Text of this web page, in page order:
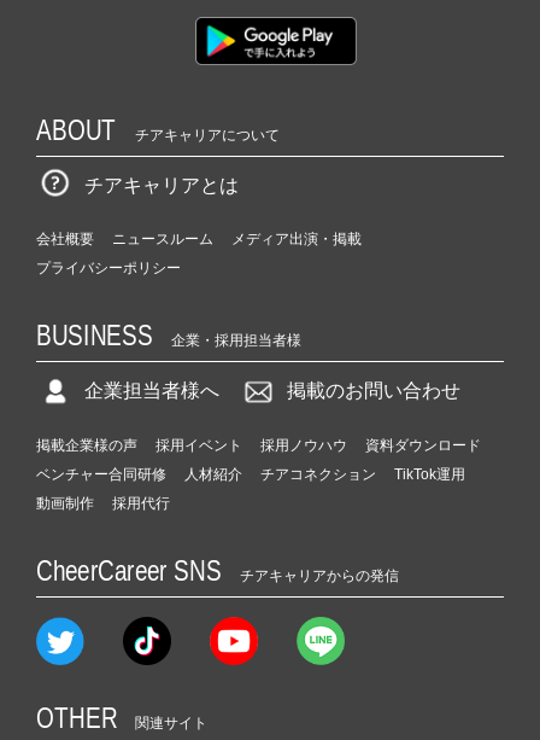
ABOUT チアキャリアについて
チアキャリアとは
会社概要 ニュースルーム
メディア出演・掲載
プライバシーポリシー
BUSINESS 企業・採用担当者様
企業担当者様へ 掲載のお問い合わせ
掲載企業様の声 採用イベント 採用ノウハウ
資料ダウンロード
ベンチャー合同研修
人材紹介 チアコネクション
TikTok運用
動画制作
採用代行
CheerCareer SNS チアキャリアからの発信
OTHER 関連サイト